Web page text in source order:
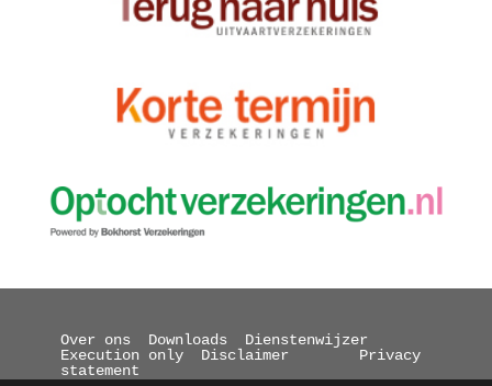
Over ons Downloads
Dienstenwijzer
Execution only
Disclaimer
Privacy
statement